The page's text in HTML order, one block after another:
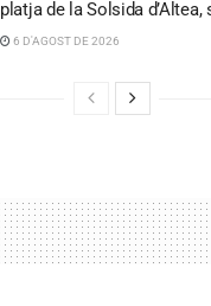
platja de la Solsida
6 D'AGOST DE 2026